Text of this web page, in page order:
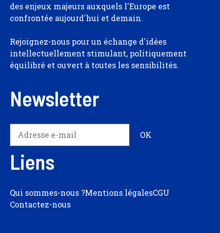
des enjeux majeurs auxquels l'Europe est
confrontée aujourd'hui et demain.
Rejoignez-nous pour un échange d'idées
intellectuellement stimulant, politiquement
équilibré et ouvert à toutes les sensibilités.
Newsletter
Liens
Qui sommes-nous ?Mentions légalesCGU
Contactez-nous